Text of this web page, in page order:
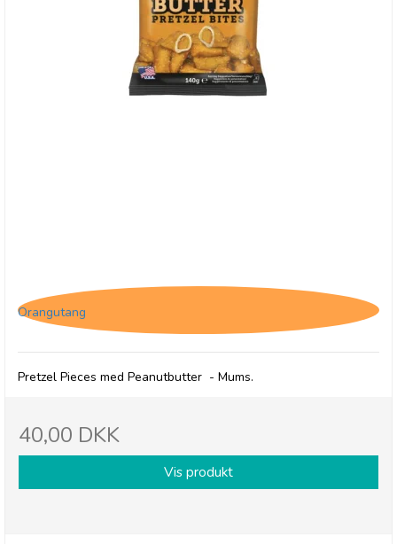
Orangutang
Pretzel Pieces med Peanutbutter - Mums.
40,00 DKK
Vis produkt